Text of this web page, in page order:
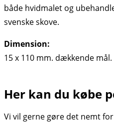
både hvidmalet og
svenske skove.
Dimension:
15 x 110 mm. dækkende mål.
Her kan du købe
Vi vil gerne gøre det nemt